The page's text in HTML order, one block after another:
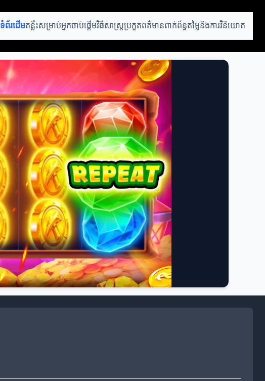
ទំព័រដើមគន្លឹះសម្រាប់អ្នកចាប់ផ្តើមវិធីសាស្ត្រប្រកួតពត៌មានពាក់ព័ន្ធតម្លៃនិងការវិនិយោគ